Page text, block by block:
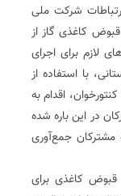
ارتباطات شرکت ملی
قبوض کاغذی گاز از
لازم برای اجرای
با استفاده از
اقدام به
در این باره شده
جمع‌آوری
کاغذی برای